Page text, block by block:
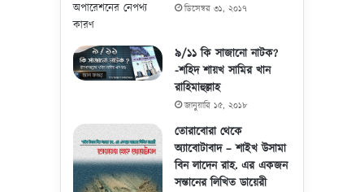
ডিসেম্বর ৩১, ২০১৭
৯/১১ কি সাজানো নাটক?
-শহিদ শায়খ সামির খান
রাহিমাহুল্লাহ
জানুয়ারি ১৫, ২০১৮
তোরাবোরা থেকে
অ্যাবোটাবাদ – শাইখ উসামা
বিন লাদেন রাহ. এর একজন
সন্তানের লিখিত ডায়েরী